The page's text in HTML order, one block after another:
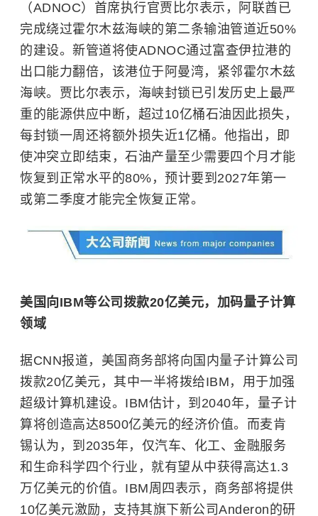
（ADNOC）首席执行官贾比尔表示，阿联酋已
完成绕过霍尔木兹海峡的第二条输油管道近50%
的建设。新管道将使ADNOC通过富查伊拉港的
出口能力翻倍，该港位于阿曼湾，紧邻霍尔木兹
海峡。贾比尔表示，海峡封锁已引发历史上最严
重的能源供应中断，超过10亿桶石油因此损失，
每封锁一周还将额外损失近1亿桶。他指出，即
使冲突立即结束，石油产量至少需要四个月才能
恢复到正常水平的80%，预计要到2027年第一
或第二季度才能完全恢复正常。
美国向IBM等公司拨款20亿美元，加码量子计算
领域
据CNN报道，美国商务部将向国内量子计算公司
拨款20亿美元，其中一半将拨给IBM，用于加强
超级计算机建设。IBM估计，到2040年，量子计
算将创造高达8500亿美元的经济价值。而麦肯
锡认为，到2035年，仅汽车、化工、金融服务
和生命科学四个行业，就有望从中获得高达1.3
万亿美元的价值。IBM周四表示，商务部将提供
10亿美元激励，支持其旗下新公司Anderon的研